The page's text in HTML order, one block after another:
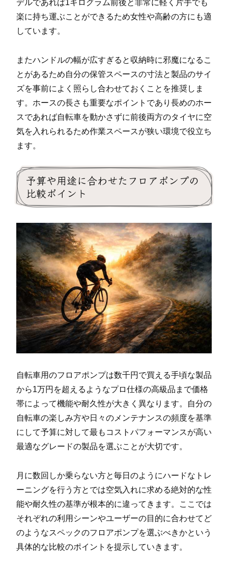
デルであれば1キログラム前後と非常に軽く片手でも
楽に持ち運ぶことができるため女性や高齢の方にも適
しています。
またハンドルの幅が広すぎると収納時に邪魔になるこ
とがあるため自分の保管スペースの寸法と製品のサイ
ズを事前によく照らし合わせておくことを推奨しま
す。ホースの長さも重要なポイントであり長めのホー
スであれば自転車を動かさずに前後両方のタイヤに空
気を入れられるため作業スペースが狭い環境で役立ち
ます。
予算や用途に合わせたフロアポンプの
比較ポイント
自転車用のフロアポンプは数千円で買える手頃な製品
から1万円を超えるようなプロ仕様の高級品まで価格
帯によって機能や耐久性が大きく異なります。自分の
自転車の楽しみ方や日々のメンテナンスの頻度を基準
にして予算に対して最もコストパフォーマンスが高い
最適なグレードの製品を選ぶことが大切です。
月に数回しか乗らない方と毎日のようにハードなトレ
ーニングを行う方とでは空気入れに求める絶対的な性
能や耐久性の基準が根本的に違ってきます。ここでは
それぞれの利用シーンやユーザーの目的に合わせてど
のようなスペックのフロアポンプを選ぶべきかという
具体的な比較のポイントを提示していきます。